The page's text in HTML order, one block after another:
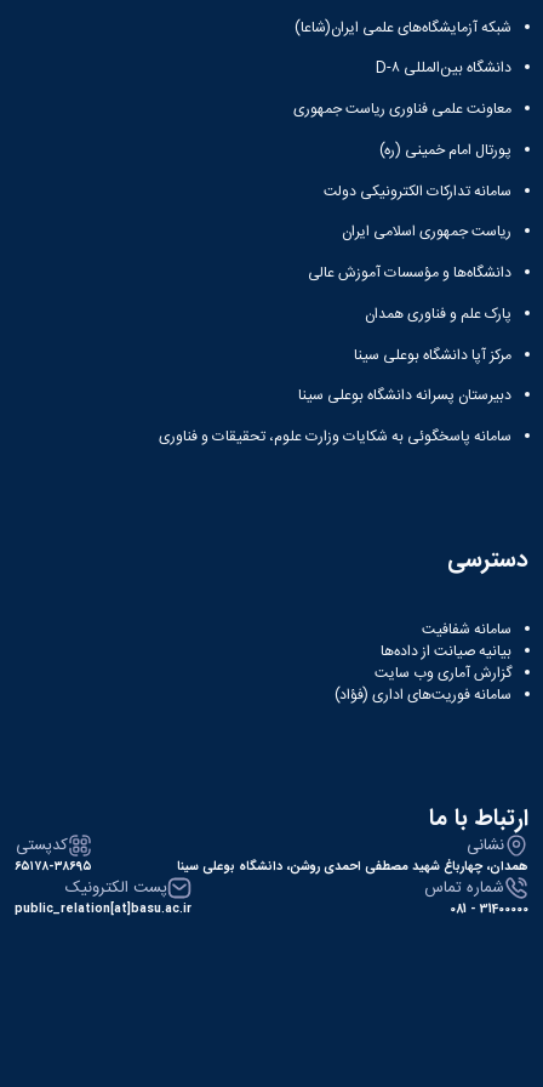
دانشگاه
شبکه آزمایشگاه‌های علمی ایران(شاعا)
دانشگاه بین‌المللی D-۸
معاونت علمی فناوری ریاست جمهوری
پورتال امام خمینی (ره)
سامانه تدارکات الکترونیکی دولت
ریاست جمهوری اسلامی ایران
دانشگاه‌ها و مؤسسات آموزش عالی
پارک علم و فناوری همدان
مرکز آپا دانشگاه بوعلی سینا
دبیرستان پسرانه دانشگاه بوعلی سینا
سامانه پاسخگوئی به شکایات وزارت علوم، تحقیقات و فناوری
دسترسی
سامانه شفافیت
بیانیه صیانت از داده‌ها
گزارش آماری وب‌ سایت
سامانه فوریت‌های اداری (فؤاد)
ارتباط با ما
نشانی
همدان، چهارباغ شهید مصطفی احمدی روشن، دانشگاه بوعلی سینا
کدپستی
۶۵۱۷۸-۳۸۶۹۵
شماره تماس
31400000 - 081
پست الکترونیک
public_relation[at]basu.ac.ir